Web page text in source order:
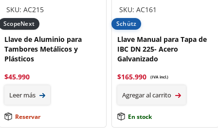
SKU: AC215
ScopeNext
Llave de Aluminio para
Tambores Metálicos y
Plásticos
$45.990
Leer más
Reservar
SKU: AC161
Schütz
Llave Manual para Tapa de
IBC DN 225- Acero
Galvanizado
$165.990 (IVA incl.)
Agregar al carrito
En stock